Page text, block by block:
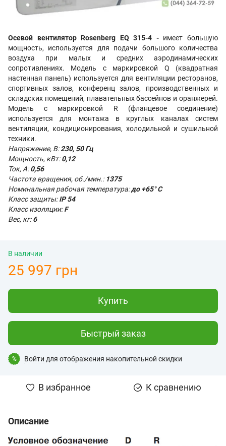
Осевой вентилятор Rosenberg EQ 315-4 - имеет большую
мощность, используется для подачи большого количества
воздуха при малых и средних аэродинамических
сопротивлениях. Модель с маркировкой Q (квадратная
настенная панель) используется для вентиляции ресторанов,
спортивных залов, конференц залов, производственных и
складских помещений, плавательных бассейнов и оранжерей.
Модель с маркировкой R (фланцевое соединение)
используется для монтажа в круглых каналах систем
вентиляции, кондиционирования, холодильной и сушильной
техники.
Напряжение, В:230, 50 Гц
Мощность, кВт:0,12
Ток, А:0,56
Частота вращения, об./мин.:1375
Номинальная рабочая температура:до +65° C
Класс защиты: IP 54
Класс изоляции: F
Вес, кг:6
В наличии
25 997 грн
Купить
Быстрый заказ
% Войти для отображения накопительной скидки
В избранное К сравнению
Описание